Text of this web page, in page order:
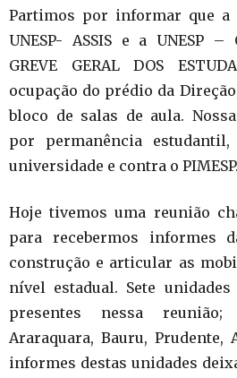
Partimos por informar que a
UNESP- ASSIS e a UNESP –
GREVE GERAL DOS
ocupação do prédio da
bloco de salas de aula.
por permanência
universidade e contra o PIMESP.
Hoje tivemos uma reunião
para recebermos informes
construção e articular as
nível estadual. Sete unidades
presentes nessa
Araraquara, Bauru, Prudente,
informes destas unidades